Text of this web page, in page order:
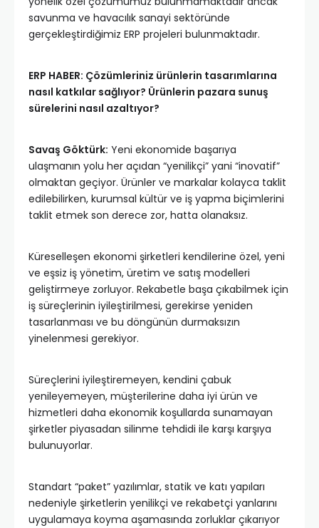
savunma ve havacılık sanayi sektöründe
gerçekleştirdiğimiz ERP projeleri bulunmaktadır.
ERP HABER: Çözümleriniz ürünlerin tasarımlarına
nasıl katkılar sağlıyor? Ürünlerin pazara sunuş
sürelerini nasıl azaltıyor?
Savaş Göktürk: Yeni ekonomide başarıya
ulaşmanın yolu her açıdan “yenilikçi” yani “inovatif”
olmaktan geçiyor. Ürünler ve markalar kolayca taklit
edilebilirken, kurumsal kültür ve iş yapma biçimlerini
taklit etmek son derece zor, hatta olanaksız.
Küreselleşen ekonomi şirketleri kendilerine özel, yeni
ve eşsiz iş yönetim, üretim ve satış modelleri
geliştirmeye zorluyor. Rekabetle başa çıkabilmek için
iş süreçlerinin iyileştirilmesi, gerekirse yeniden
tasarlanması ve bu döngünün durmaksızın
yinelenmesi gerekiyor.
Süreçlerini iyileştiremeyen, kendini çabuk
yenileyemeyen, müşterilerine daha iyi ürün ve
hizmetleri daha ekonomik koşullarda sunamayan
şirketler piyasadan silinme tehdidi ile karşı karşıya
bulunuyorlar.
Standart “paket” yazılımlar, statik ve katı yapıları
nedeniyle şirketlerin yenilikçi ve rekabetçi yanlarını
uygulamaya koyma aşamasında zorluklar çıkarıyor